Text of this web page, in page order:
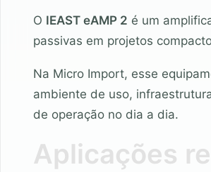
O IEAST eAMP 2 é um
passivas em projetos
Na Micro Import, esse
ambiente de uso,
de operação no dia a dia.
Aplicações